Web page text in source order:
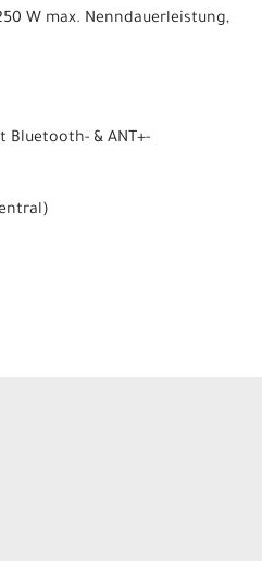
W max. Nenndauerleistung,
Bluetooth- & ANT+-